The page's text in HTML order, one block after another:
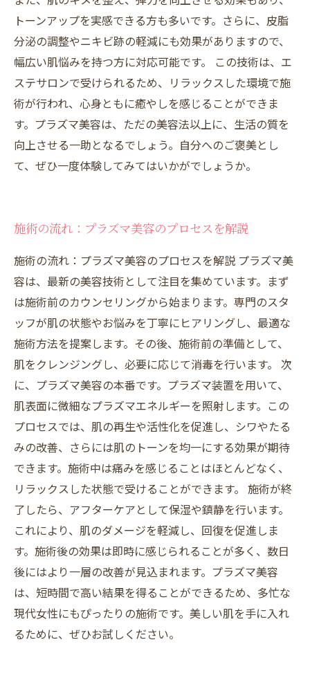
トーンアップを実感できる方も多いです。さらに、皮脂
分泌の調整やニキビ跡の軽減にも効果がありますので、
幅広い肌悩みを持つ方に対応可能です。 この技術は、エ
ステサロンで受けられるため、リラックスした環境で施
術が行われ、心身ともに癒やしを感じることができま
す。プラズマ美容は、ただの美容法以上に、生活の質を
向上させる一助となるでしょう。自分へのご褒美とし
て、ぜひ一度体験してみてはいかがでしょうか。
施術の流れ：プラズマ美容のプロセスを解説
施術の流れ：プラズマ美容のプロセスを解説 プラズマ美
容は、最新の美容技術として注目を集めています。まず
は施術前のカウンセリングから始まります。専門のスタ
ッフが肌の状態やお悩みを丁寧にヒアリングし、最適な
施術方法を提案します。その後、施術前の準備として、
肌をクレンジングし、必要に応じて消毒を行います。 次
に、プラズマ美容の本番です。プラズマ装置を用いて、
肌表面に微細なプラズマエネルギーを照射します。この
プロセスでは、肌の再生や活性化を促進し、シワやたる
みの改善、さらには肌のトーンを均一にする効果が期待
できます。施術中は痛みを感じることはほとんどなく、
リラックスした状態で受けることができます。 施術が終
了したら、アフターケアとして保湿や鎮静を行います。
これにより、肌のダメージを軽減し、回復を促進しま
す。施術後の効果は即時に感じられることが多く、数日
後にはより一層の改善が見込まれます。プラズマ美容
は、短時間で高い結果を得ることができるため、多忙な
現代女性にもぴったりの施術です。美しい肌を手に入れ
るために、ぜひお試しください。